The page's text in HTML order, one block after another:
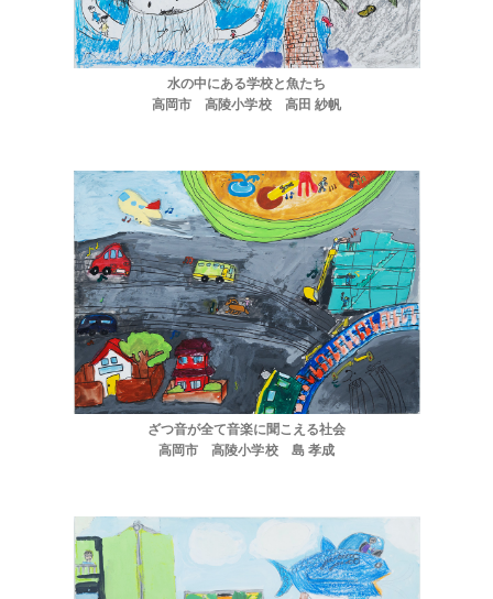
サイトマップ
水の中にある学校と魚たち
高岡市 高陵小学校 高田 紗帆
ざつ音が全て音楽に聞こえる社会
高岡市 高陵小学校 島 孝成